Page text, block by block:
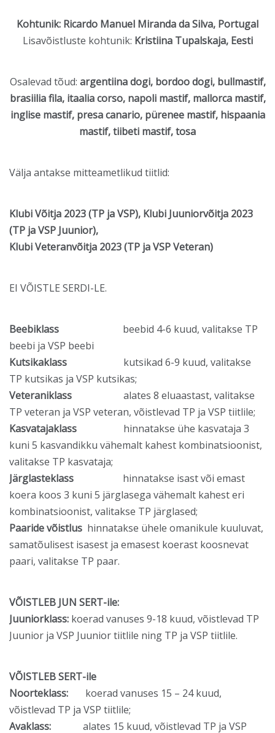
Kohtunik: Ricardo Manuel Miranda da Silva, Portugal
Lisavõistluste kohtunik: Kristiina Tupalskaja, Eesti
Osalevad tõud: argentiina dogi, bordoo dogi, bullmastif,
brasiilia fila, itaalia corso, napoli mastif, mallorca mastif,
inglise mastif, presa canario, pürenee mastif, hispaania
mastif, tiibeti mastif, tosa
Välja antakse mitteametlikud tiitlid:
Klubi Võitja 2023 (TP ja VSP), Klubi Juuniorvõitja 2023
(TP ja VSP Juunior),
Klubi Veteranvõitja 2023 (TP ja VSP Veteran)
EI VÕISTLE SERDI-LE.
Beebiklass beebid 4-6 kuud, valitakse TP
beebi ja VSP beebi
Kutsikaklass
kutsikad 6-9 kuud, valitakse
TP kutsikas ja VSP kutsikas;
Veteraniklass alates 8 eluaastast, valitakse
TP veteran ja VSP veteran, võistlevad TP ja VSP tiitlile;
Kasvatajaklass
hinnatakse ühe kasvataja 3
kuni 5 kasvandikku vähemalt kahest kombinatsioonist,
valitakse TP kasvataja;
Järglasteklass hinnatakse isast või emast
koera koos 3 kuni 5 järglasega vähemalt kahest eri
kombinatsioonist, valitakse TP järglased;
Paaride võistlus hinnatakse ühele omanikule kuuluvat,
samatõulisest isasest ja emasest koerast koosnevat
paari, valitakse TP paar.
VÕISTLEB JUN SERT-ile:
Juuniorklass: koerad vanuses 9-18 kuud, võistlevad TP
Juunior ja VSP Juunior tiitlile ning TP ja VSP tiitlile.
VÕISTLEB SERT-ile
Noorteklass: koerad vanuses 15 – 24 kuud,
võistlevad TP ja VSP tiitlile;
Avaklass: alates 15 kuud, võistlevad TP ja VSP